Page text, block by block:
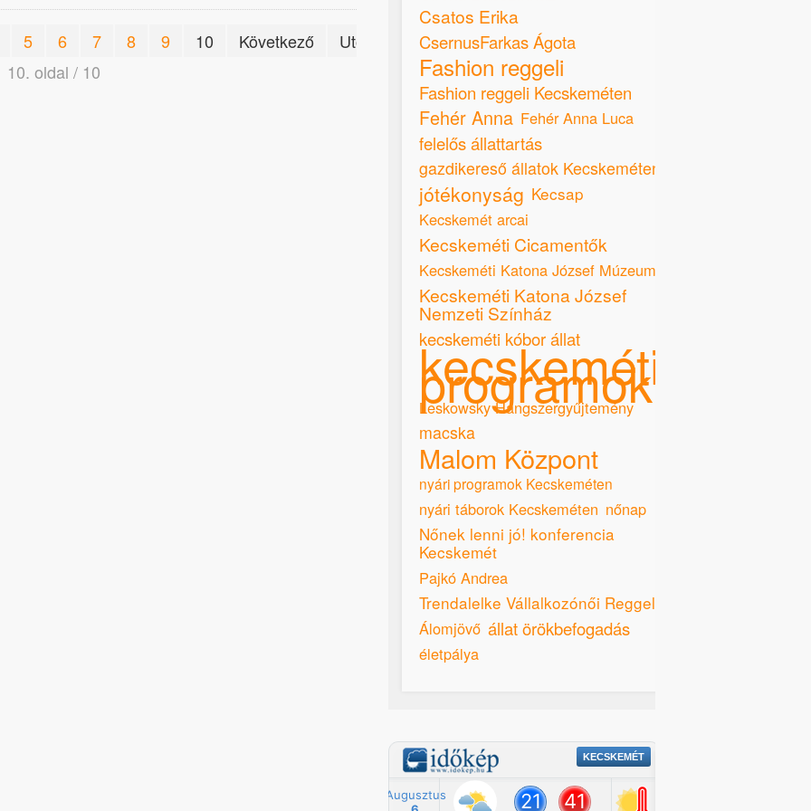
5 6 7 8 9 10 Következő
Utolsó
10. oldal / 10
Csatos Erika
CsernusFarkas Ágota
Fashion reggeli
Fashion reggeli Kecskeméten
Fehér Anna Fehér Anna Luca
felelős állattartás
gazdikereső állatok Kecskeméten
jótékonyság Kecsap
Kecskemét arcai
Kecskeméti Cicamentők
Kecskeméti Katona József Múzeum
Kecskeméti Katona József
Nemzeti Színház
kecskeméti kóbor állat
kecskeméti
programok
Leskowsky Hangszergyűjtemény
macska
Malom Központ
nyári programok Kecskeméten
nyári táborok Kecskeméten nőnap
Nőnek lenni jó! konferencia
Kecskemét
Pajkó Andrea
Trendalelke Vállalkozónői Reggeli
Álomjövő állat örökbefogadás
életpálya